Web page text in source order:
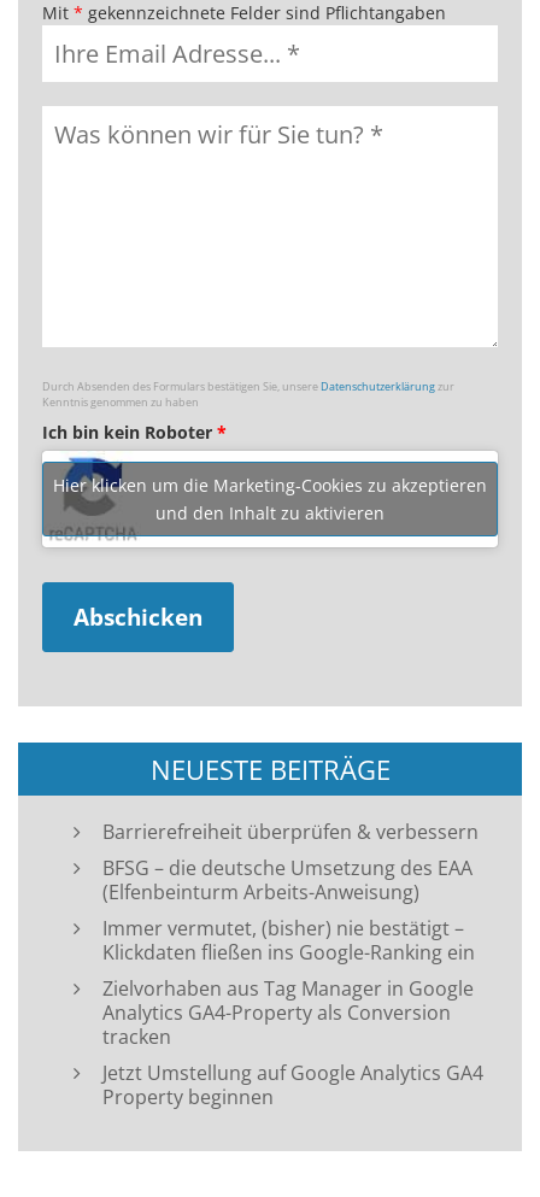
Mit * gekennzeichnete Felder sind Pflichtangaben
Durch Absenden des Formulars bestätigen Sie, unsereDatenschutzerklärungzur
Kenntnis genommen zu haben
Ich bin kein Roboter *
Hier klicken um die Marketing-Cookies zu akzeptieren
und den Inhalt zu aktivieren
NEUESTE BEITRÄGE
Barrierefreiheit überprüfen & verbessern
BFSG – die deutsche Umsetzung des EAA
(Elfenbeinturm Arbeits-Anweisung)
Immer vermutet, (bisher) nie bestätigt –
Klickdaten fließen ins Google-Ranking ein
Zielvorhaben aus Tag Manager in Google
Analytics GA4-Property als Conversion
tracken
Jetzt Umstellung auf Google Analytics GA4
Property beginnen